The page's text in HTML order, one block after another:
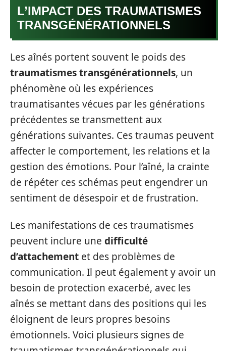
L’IMPACT DES TRAUMATISMES
TRANSGÉNÉRATIONNELS
Les aînés portent souvent le poids des
traumatismes transgénérationnels, un
phénomène où les expériences
traumatisantes vécues par les générations
précédentes se transmettent aux
générations suivantes. Ces traumas peuvent
affecter le comportement, les relations et la
gestion des émotions. Pour l’aîné, la crainte
de répéter ces schémas peut engendrer un
sentiment de désespoir et de frustration.
Les manifestations de ces traumatismes
peuvent inclure une difficulté
d’attachement et des problèmes de
communication. Il peut également y avoir un
besoin de protection exacerbé, avec les
aînés se mettant dans des positions qui les
éloignent de leurs propres besoins
émotionnels. Voici plusieurs signes de